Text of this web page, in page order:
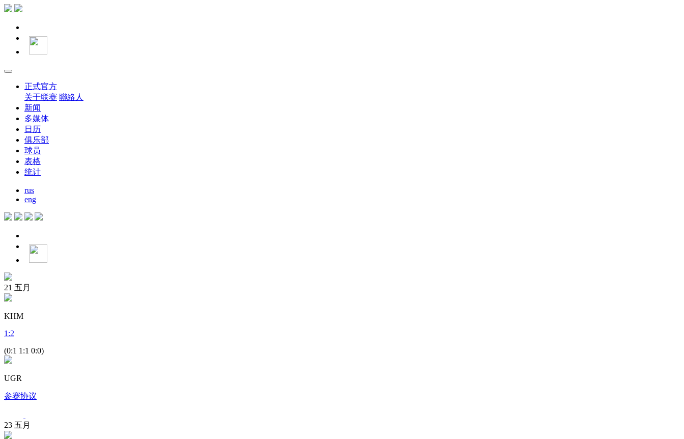
正式官方
关于联赛 聯絡人
新闻
多媒体
日历
俱乐部
球员
表格
统计
rus
eng
21 五月
KHM
1 :2
(0:1 1:1 0:0)
UGR
参赛协议
23 五月